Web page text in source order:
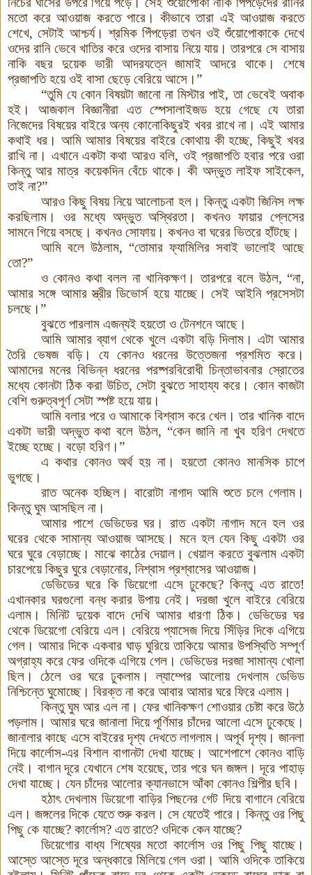
মতো করেআওয়াজ করতে পারে। কীভাবে তারা এই আওয়াজ করতে
শেখে, সেটাই আশ্চর্য। শ্রমিক পিঁপড়েরাতখন ওই শুঁয়োপোকাকে দেখে
ওদের রানি ভেবে খাতির করে ওদের বাসায় নিয়ে যায়। তারপরে সে বাসায়
নাকি বছর দুয়েক ভারী আদরযত্নে জামাই আদরে থাকে। শেষে
প্রজাপতি হয়ে ওই বাসা ছেড়ে বেরিয়ে আসে ।”
“তুমি যে কোন বিষয়টা জানো না মিস্টার পাই, তা ভেবেই অবাক
হই। আজকাল বিজ্ঞানীরা এত স্পেসালাইজড হয়ে গেছে যে তারা
নিজেদের বিষয়ের বাইরে অন্য কোনোকিছুরই খবর রাখে না। এই আমার
কথাই ধর। আমি আমার বিষয়ের বাইরে কোথায় কী হচ্ছে, কিছুই খবর
রাখি না। এখানে একটা কথা আরও বলি, ওই প্রজাপতি হবার পরে ওরা
কিন্তু আর মাত্র কয়েকদিন বেঁচে থাকে। কী অদ্ভুত লাইফ সাইকেল,
তাই না?”
আরও কিছু বিষয় নিয়ে আলোচনা হল। কিন্তু একটা জিনিস লক্ষ
করছিলাম। ওর মধ্যে অদ্ভুত অস্থিরতা ।কখনও ফায়ার প্লেসের
সামনে গিয়ে বসছে। কখনও সোফায়। কখনও বা ঘরের ভিতরে হাঁটছে।
আমি বলে উঠলাম, “তোমার ফ্যামিলির সবাই ভালোই আছে
তো?”
ও কোনও কথা বলল না খানিকক্ষণ । তারপরে বলে উঠল, “না,
আমার সঙ্গে আমার স্ত্রীর ডিভোর্স হয়ে যাচ্ছে। সেই আইনি প্রসেসটা
চলছে ।”
বুঝতে পারলাম এজন্যই হয়তো ও টেনশনে আছে।
আমি আমার ব্যাগ থেকে খুলে একটা বড়ি দিলাম। এটা আমার
তৈরি ভেষজ বড়ি। যে কোনও ধরনের উত্তেজনা প্রশমিত করে।
আমাদের মনের বিভিন্ন ধরনের পরষ্পরবিরোধী চিন্তাভাবনার স্রোতের
মধ্যে কোনটা ঠিক করা উচিত, সেটা বুঝতে সাহায্য করে। কোন কাজটা
বেশি গুরুত্বপূর্ণ সেটা স্পষ্ট হয়ে যায়।
আমি বলার পরে ও আমাকে বিশ্বাস করে খেল। তার খানিক বাদে
একটা ভারী অদ্ভুত কথা বলে উঠল, “কেন জানি না খুব হরিণ দেখতে
ইচ্ছে হচ্ছে। বড়ো হরিণ ।”
এ কথার কোনও অর্থ হয় না। হয়তো কোনও মানসিক চাপে
ভুগছে।
রাত অনেক হচ্ছিল। বারোটা নাগাদ আমি শুতে চলে গেলাম।
কিন্তু ঘুম আসছিল না।
আমার পাশে ডেভিডের ঘর। রাত একটা নাগাদ মনে হল ওর
ঘরের থেকে সামান্য আওয়াজ আসছে । মনে হল যেন কিছু একটা ওর
ঘরে ঘুরে বেড়াচ্ছে। মাঝে কাঠের দেয়াল। খেয়াল করতে বুঝলাম একটা
চারপেয়ে কিছুর ঘুরে বেড়ানোর, নিশ্বাস প্রশ্বাসের আওয়াজ।
ডেভিডের ঘরে কি ডিয়েগো এসে ঢুকেছে? কিন্তু এত রাতে!
এখানকার ঘরগুলো বন্ধ করার উপায় নেই। দরজা খুলে বাইরে বেরিয়ে
এলাম। মিনিট দুয়েক বাদে দেখি আমার ধারণা ঠিক। ডেভিডের ঘর
থেকে ডিয়েগো বেরিয়ে এল। বেরিয়ে প্যাসেজ দিয়ে সিঁড়ির দিকে এগিয়ে
গেল । আমার দিকে একবার ঘাড় ঘুরিয়ে তাকিয়ে আমার উপস্থিতি সম্পূর্ণ
অগ্রাহ্য করে ফের ওদিকে এগিয়ে গেল।ডেভিডের দরজা সামান্য খোলা
ছিল। ঠেলে ওর ঘরে ঢুকলাম। ল্যাম্পের আলোয় দেখলাম ডেভিড
নিশ্চিন্তে ঘুমোচ্ছে। বিরক্ত না করে আবার আমার ঘরে ফিরে এলাম।
কিন্তু ঘুম আর এল না। ফের খানিকক্ষণ শোওয়ার চেষ্টা করে উঠে
পড়লাম। আমার ঘরে জানালা দিয়ে পূর্ণিমার চাঁদের আলো এসে ঢুকেছে।
জানালার কাছে এসে বাইরের দৃশ্য দেখতে লাগলাম। অপূর্ব দৃশ্য। জানলা
দিয়ে কার্লোস-এর বিশাল বাগানটা দেখা যাচ্ছে। আশেপাশে কোনও বাড়ি
নেই। বাগান দূরে যেখানে শেষ হয়েছে, তার পরে ঘন জঙ্গল। দূরে পাহাড়
দেখা যাচ্ছে। যেন চাঁদের আলোর ক্যানভাসে আঁকা কোনও শিল্পীর ছবি।
হঠাৎ দেখলাম ডিয়েগো বাড়ির পিছনের গেট দিয়ে বাগানে বেরিয়ে
এল ।জঙ্গলের দিকে যেতে শুরু করল। সে যেতেই পারে। কিন্তু ওর পিছু
পিছু কে যাচ্ছে? কার্লোস? এত রাতে? ওদিকে কেন যাচ্ছে?
ডিয়েগোর বাধ্য শিষ্যের মতো কার্লোস ওর পিছু পিছু যাচ্ছে।
আস্তে আস্তে দূরে অন্ধকারে মিলিয়ে গেল ওরা। আমি ওদিকে তাকিয়ে